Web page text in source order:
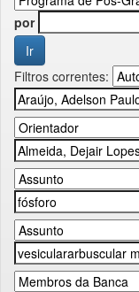
por
Filtros correntes: